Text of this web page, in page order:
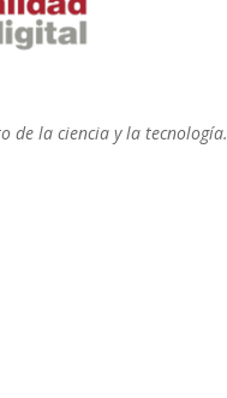
de la ciencia y la tecnología.